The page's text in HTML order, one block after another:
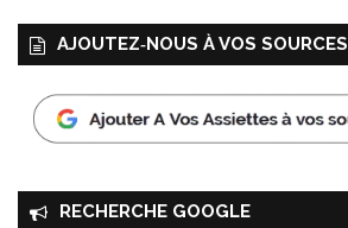
AJOUTEZ‑NOUS À VOS SOURCES
RECHERCHE GOOGLE